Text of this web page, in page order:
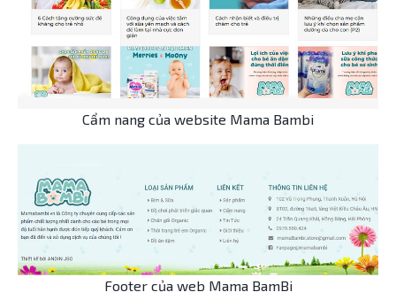
Cẩm nang của website Mama Bambi
Footer của web Mama BamBi